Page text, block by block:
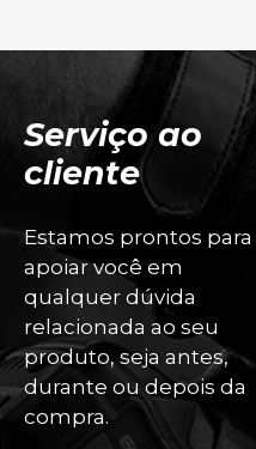
Serviço ao
cliente
Estamos prontos para
apoiar você em
qualquer dúvida
relacionada ao seu
produto, seja antes,
durante ou depois da
compra.